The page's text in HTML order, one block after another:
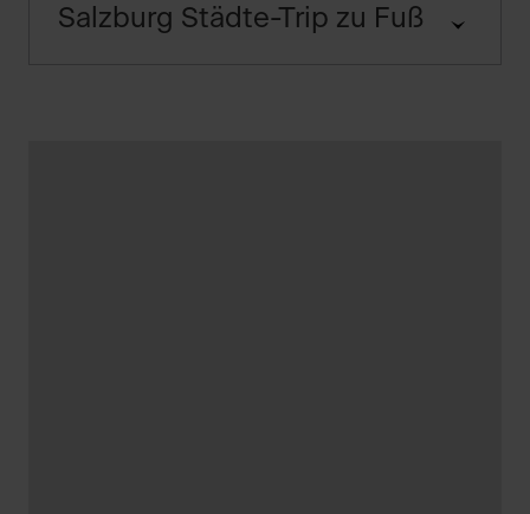
Ausgangspunkt:
Salzburg Städte-Trip zu Fuß